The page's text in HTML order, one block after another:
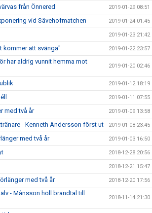
från Önnered 2019-01-29 08:51
vid Sävehofmatchen 2019-01-24 01:45
2019-01-23 21:42
kommer att svänga" 2019-01-22 23:57
har aldrig vunnit hemma mot
2019-01-20 02:46
2019-01-12 18:19
2019-01-11 07:55
med två år 2019-01-09 13:58
- Kenneth Andersson först ut 2019-01-08 23:45
med två år 2019-01-03 16:50
2018-12-28 20:56
2018-12-21 15:47
med två år 2018-12-20 17:56
- Månsson höll brandtal till
2018-11-14 21:30